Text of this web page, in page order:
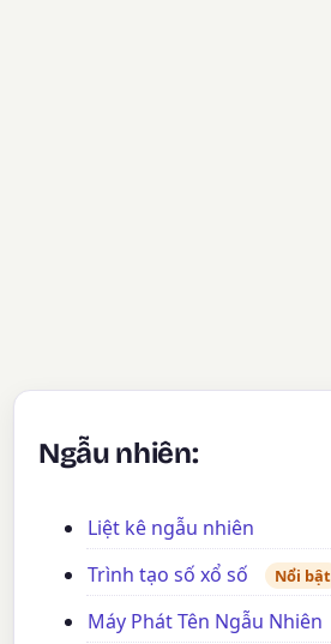
Ngẫu nhiên:
Liệt kê ngẫu nhiên
Trình tạo số xổ số
Nổi bật
Máy Phát Tên Ngẫu Nhiên